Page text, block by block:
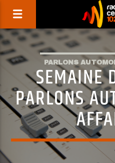
PARLONS
SEMAINE
PARLONS